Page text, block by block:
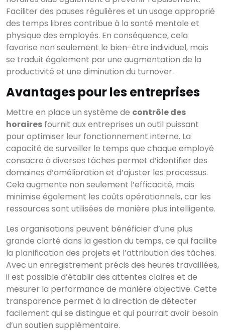
Faciliter des pauses régulières et un usage approprié
des temps libres contribue à la santé mentale et
physique des employés. En conséquence, cela
favorise non seulement le bien-être individuel, mais
se traduit également par une augmentation de la
productivité et une diminution du turnover.
Avantages pour les entreprises
Mettre en place un système de contrôle des
horaires fournit aux entreprises un outil puissant
pour optimiser leur fonctionnement interne. La
capacité de surveiller le temps que chaque employé
consacre à diverses tâches permet d’identifier des
domaines d’amélioration et d’ajuster les processus.
Cela augmente non seulement l’efficacité, mais
minimise également les coûts opérationnels, car les
ressources sont utilisées de manière plus intelligente.
Les organisations peuvent bénéficier d’une plus
grande clarté dans la gestion du temps, ce qui facilite
la planification des projets et l’attribution des tâches.
Avec un enregistrement précis des heures travaillées,
il est possible d’établir des attentes claires et de
mesurer la performance de manière objective. Cette
transparence permet à la direction de détecter
facilement qui se distingue et qui pourrait avoir besoin
d’un soutien supplémentaire.